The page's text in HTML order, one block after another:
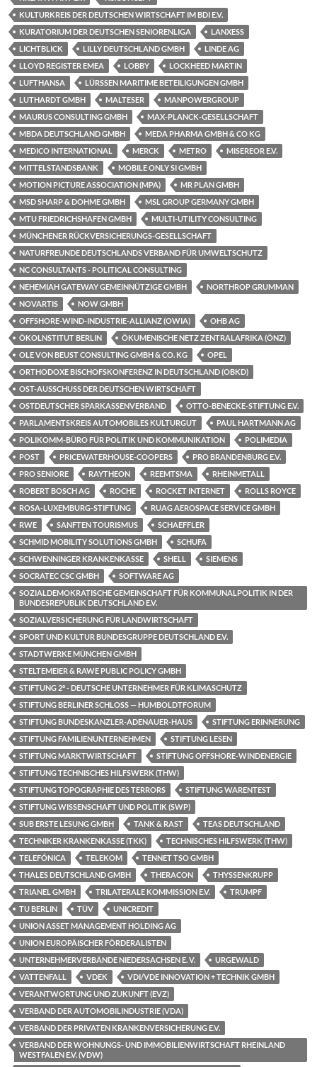
KULTURKREIS DER DEUTSCHEN WIRTSCHAFT IM BDI E.V.
KURATORIUM DER DEUTSCHEN SENIORENLIGA
LANXESS
LICHTBLICK
LILLY DEUTSCHLAND GMBH
LINDE AG
LLOYD REGISTER EMEA
LOBBY
LOCKHEED MARTIN
LUFTHANSA
LÜRSSEN MARITIME BETEILIGUNGEN GMBH
LUTHARDT GMBH
MALTESER
MANPOWERGROUP
MAURUS CONSULTING GMBH
MAX-PLANCK-GESELLSCHAFT
MBDA DEUTSCHLAND GMBH
MEDA PHARMA GMBH & CO KG
MEDICO INTERNATIONAL
MERCK METRO
MISEREOR E.V.
MITTELSTANDSBANK
MOBILE ONLY SI GMBH
MOTION PICTURE ASSOCIATION (MPA)
MR PLAN GMBH
MSD SHARP & DOHME GMBH
MSL GROUP GERMANY GMBH
MTU FRIEDRICHSHAFEN GMBH
MULTI-UTILITY CONSULTING
MÜNCHENER RÜCKVERSICHERUNGS-GESELLSCHAFT
NATURFREUNDE DEUTSCHLANDS VERBAND FÜR UMWELTSCHUTZ
NC CONSULTANTS - POLITICAL CONSULTING
NEHEMIAH GATEWAY GEMEINNÜTZIGE GMBH
NORTHROP GRUMMAN
NOVARTIS
NOW GMBH
OFFSHORE-WIND-INDUSTRIE-ALLIANZ (OWIA)
OHB AG
ÖKOLNSTITUT BERLIN
ÖKUMENISCHE NETZ ZENTRALAFRIKA (ÖNZ)
OLE VON BEUST CONSULTING GMBH & CO. KG
OPEL
ORTHODOXE BISCHOFSKONFERENZ IN DEUTSCHLAND (OBKD)
OST-AUSSCHUSS DER DEUTSCHEN WIRTSCHAFT
OSTDEUTSCHER SPARKASSENVERBAND
OTTO-BENECKE-STIFTUNG E.V.
PARLAMENTSKREIS AUTOMOBILES KULTURGUT
PAUL HARTMANN AG
POLIKOMM-BÜRO FÜR POLITIK UND KOMMUNIKATION
POLIMEDIA
POST
PRICEWATERHOUSE-COOPERS
PRO BRANDENBURG E.V.
PRO SENIORE
RAYTHEON REEMTSMA
RHEINMETALL
ROBERT BOSCH AG
ROCHE ROCKET INTERNET
ROLLS ROYCE
ROSA-LUXEMBURG-STIFTUNG
RUAG AEROSPACE SERVICE GMBH
RWE
SANFTEN TOURISMUS
SCHAEFFLER
SCHMID MOBILITY SOLUTIONS GMBH
SCHUFA
SCHWENNINGER KRANKENKASSE
SHELL
SIEMENS
SOCRATEC CSC GMBH
SOFTWARE AG
SOZIALDEMOKRATISCHE GEMEINSCHAFT FÜR KOMMUNALPOLITIK IN DER
BUNDESREPUBLIK DEUTSCHLAND E.V.
SOZIALVERSICHERUNG FÜR LANDWIRTSCHAFT
SPORT UND KULTUR BUNDESGRUPPE DEUTSCHLAND E.V.
STADTWERKE MÜNCHEN GMBH
STELTEMEIER & RAWE PUBLIC POLICY GMBH
STIFTUNG 2° - DEUTSCHE UNTERNEHMER FÜR KLIMASCHUTZ
STIFTUNG BERLINER SCHLOSS — HUMBOLDTFORUM
STIFTUNG BUNDESKANZLER-ADENAUER-HAUS
STIFTUNG ERINNERUNG
STIFTUNG FAMILIENUNTERNEHMEN
STIFTUNG LESEN
STIFTUNG MARKTWIRTSCHAFT
STIFTUNG OFFSHORE-WINDENERGIE
STIFTUNG TECHNISCHES HILFSWERK (THW)
STIFTUNG TOPOGRAPHIE DES TERRORS
STIFTUNG WARENTEST
STIFTUNG WISSENSCHAFT UND POLITIK (SWP)
SUB ERSTE LESUNG GMBH
TANK & RAST
TEAS DEUTSCHLAND
TECHNIKER KRANKENKASSE (TKK)
TECHNISCHES HILFSWERK (THW)
TELEFÓNICA
TELEKOM
TENNET TSO GMBH
THALES DEUTSCHLAND GMBH
THERACON
THYSSENKRUPP
TRIANEL GMBH
TRILATERALE KOMMISSION E.V.
TRUMPF
TU BERLIN
TÜV
UNICREDIT
UNION ASSET MANAGEMENT HOLDING AG
UNION EUROPÄISCHER FÖRDERALISTEN
UNTERNEHMERVERBÄNDE NIEDERSACHSEN E. V.
URGEWALD
VATTENFALL
VDEK
VDI/VDE INNOVATION + TECHNIK GMBH
VERANTWORTUNG UND ZUKUNFT (EVZ)
VERBAND DER AUTOMOBILINDUSTRIE (VDA)
VERBAND DER PRIVATEN KRANKENVERSICHERUNG E.V.
VERBAND DER WOHNUNGS- UND IMMOBILIENWIRTSCHAFT RHEINLAND
WESTFALEN E.V. (VDW)